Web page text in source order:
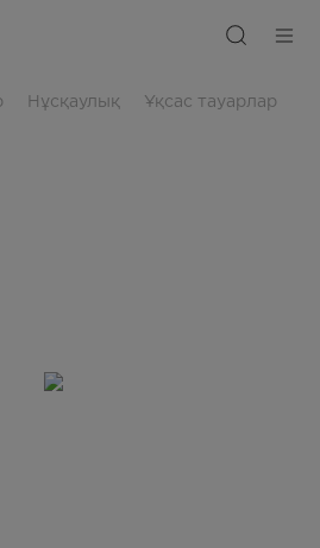
Нұсқаулық Ұқсас тауарлар